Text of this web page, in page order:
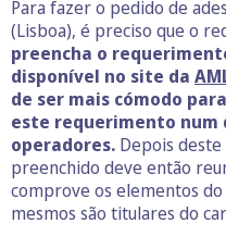
Para fazer o pedido de
(Lisboa), é preciso que o
preencha o
disponível no site da
de ser mais cómodo
este requerimento num
operadores. Depois
preenchido deve então
comprove os elementos
mesmos são titulares do